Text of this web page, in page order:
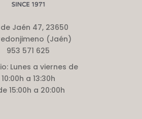
Jaén 47, 23650
(Jaén)
953 571 625
Lunes a viernes de
10:00h a 13:30h
15:00h a 20:00h